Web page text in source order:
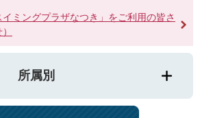
イミングプラザなつき」をご利用の皆さ
所属別